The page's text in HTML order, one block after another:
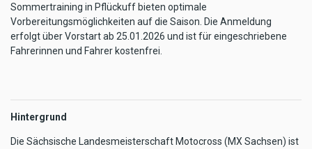
Sommertraining in Pflückuff bieten optimale
Vorbereitungsmöglichkeiten auf die Saison. Die Anmeldung
erfolgt über Vorstart ab 25.01.2026 und ist für eingeschriebene
Fahrerinnen und Fahrer kostenfrei.
Hintergrund
Die Sächsische Landesmeisterschaft Motocross (MX Sachsen) ist